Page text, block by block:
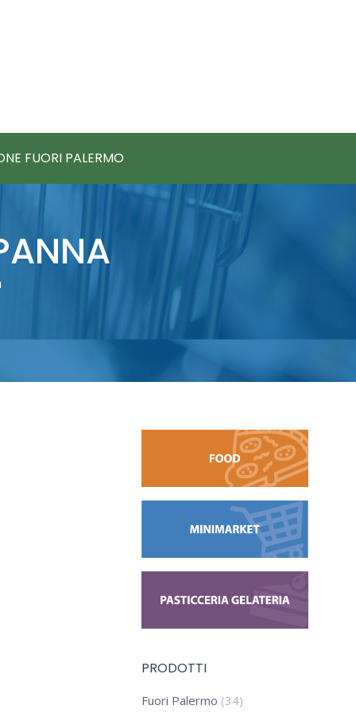
FUORI PALERMO
PRODOTTI
Fuori Palermo (34)